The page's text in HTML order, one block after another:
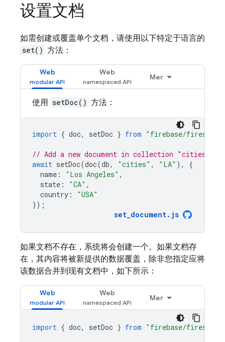
设置文档
如需创建或覆盖单个文档，请使用以下特定于语言的
set() 方法：
Web Web
Mer
使用 setDoc() 方法：
import { doc, setDoc } from "firebase/
// Add a new document in collection "cities"
await setDoc(doc(db, "cities" , "LA" ),
{
name : "Los Angeles" ,
state : "CA" ,
country :
"USA"
});
set_document. js
如果文档不存在，系统将会创建一个。如果文档存
在，其内容将被新提供的数据覆盖，除非您指定应将
该数据合并到现有文档中，如下所示：
Web Web
Mer
import { doc, setDoc } from "firebase/